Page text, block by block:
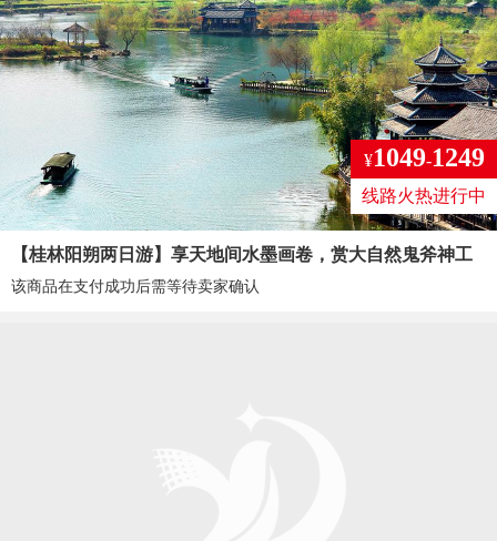
¥1049-1249
线路火热进行中
【桂林阳朔两日游】享天地间水墨画卷，赏大自然鬼斧神工
该商品在支付成功后需等待卖家确认